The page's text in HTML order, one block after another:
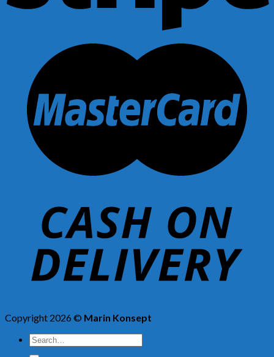
Copyright 2026 © Marin Konsept
Search
for: